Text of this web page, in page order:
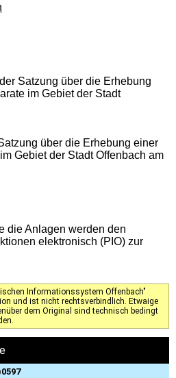
Satzung über die Erhebung
im Gebiet der Stadt
über die Erhebung einer
Gebiet der Stadt Offenbach am
die Anlagen werden den
elektronisch (PIO) zur
Informationssystem Offenbach"
und ist nicht rechtsverbindlich. Etwaige
dem Original sind technisch bedingt